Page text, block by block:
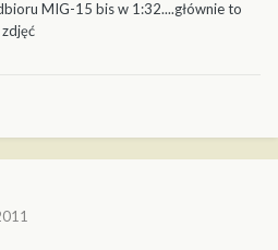
MIG-15 bis w 1:32....głównie to